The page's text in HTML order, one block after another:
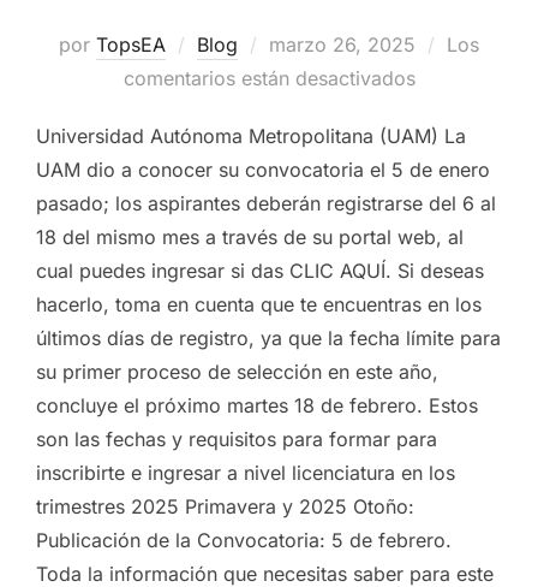
por TopsEA Blog
Publicado
el
marzo 26, 2025
Los
comentarios están desactivados
Universidad Autónoma Metropolitana (UAM) La
UAM dio a conocer su convocatoria el 5 de enero
pasado; los aspirantes deberán registrarse del 6 al
18 del mismo mes a través de su portal web, al
cual puedes ingresar si das CLIC AQUÍ. Si deseas
hacerlo, toma en cuenta que te encuentras en los
últimos días de registro, ya que la fecha límite para
su primer proceso de selección en este año,
concluye el próximo martes 18 de febrero. Estos
son las fechas y requisitos para formar para
inscribirte e ingresar a nivel licenciatura en los
trimestres 2025 Primavera y 2025 Otoño:
Publicación de la Convocatoria: 5 de febrero.
Toda la información que necesitas saber para este